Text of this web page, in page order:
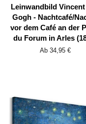
Leinwandbild
Gogh - Nachtcafé/
vor dem Café an der
du Forum in Arles
Ab 34,95 €